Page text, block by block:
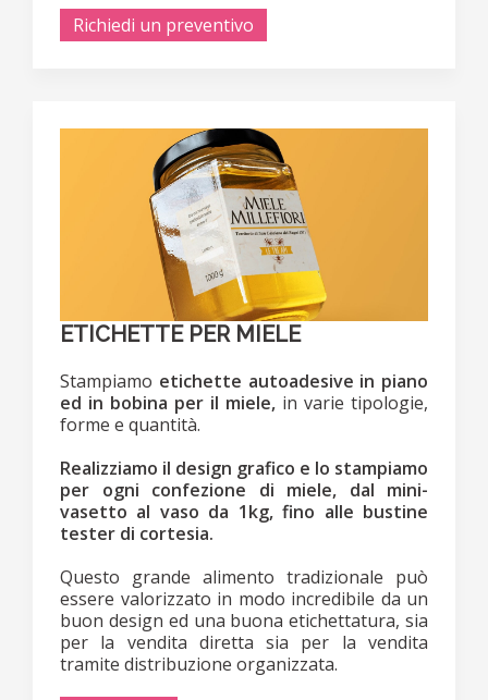
Richiedi un preventivo
ETICHETTE PER MIELE
Stampiamo etichette autoadesive in piano
ed in bobina per il miele, in varie tipologie,
forme e quantità.
Realizziamo il design grafico e lo stampiamo
per ogni confezione di miele, dal mini-
vasetto al vaso da 1kg, fino alle bustine
tester di cortesia.
Questo grande alimento tradizionale può
essere valorizzato in modo incredibile da un
buon design ed una buona etichettatura, sia
per la vendita diretta sia per la vendita
tramite distribuzione organizzata.